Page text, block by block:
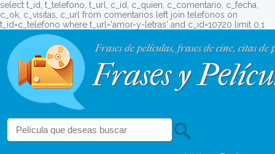
select t_id, t_telefono, t_url, c_id, c_quien, c_comentario, c_fecha,
c_ok, c_visitas, c_url from comentarios left join telefonos on
t_id=c_telefono where t_url='amor-y-letras' and c_id=10720 limit 0,1
Frases de películas, frases de cine, citas de
Frases y